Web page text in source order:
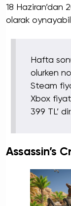
18 Haziran’dan
olarak
Hafta
olurken
Steam
Xbox
399 TL’
Assassin’s